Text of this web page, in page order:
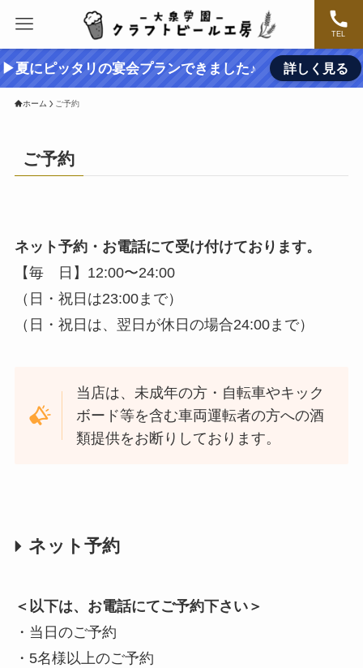
TEL
▶夏にピッタリの宴会プランできました♪ 詳しく見る
ホーム ご予約
ご予約
ネット予約・お電話にて受け付けております。
【毎 日】12:00〜24:00
（日・祝日は23:00まで）
（日・祝日は、翌日が休日の場合24:00まで）
当店は、未成年の方・自転車やキック
ボード等を含む車両運転者の方への酒
類提供をお断りしております。
ネット予約
＜以下は、お電話にてご予約下さい＞
・当日のご予約
・5名様以上のご予約